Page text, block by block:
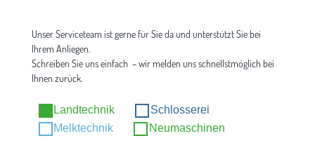
Unser Serviceteam ist gerne für Sie da und unterstützt Sie bei
Ihrem Anliegen.
Schreiben Sie uns einfach – wir melden uns schnellstmöglich bei
Ihnen zurück.
Landtechnik
Schlosserei
Melktechnik
Neumaschinen